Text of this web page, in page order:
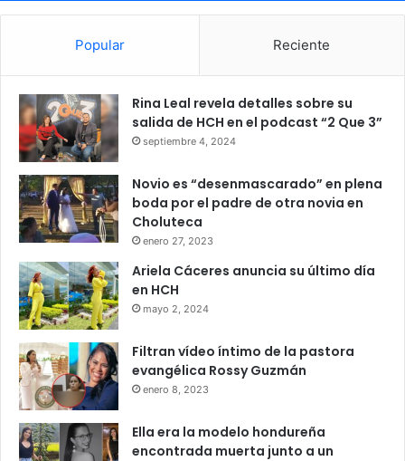
Popular Reciente
Rina Leal revela detalles sobre su
salida de HCH en el podcast “2 Que 3”
septiembre 4, 2024
Novio es “desenmascarado” en plena
boda por el padre de otra novia en
Choluteca
enero 27, 2023
Ariela Cáceres anuncia su último día
en HCH
mayo 2, 2024
Filtran vídeo íntimo de la pastora
evangélica Rossy Guzmán
enero 8, 2023
Ella era la modelo hondureña
encontrada muerta junto a un